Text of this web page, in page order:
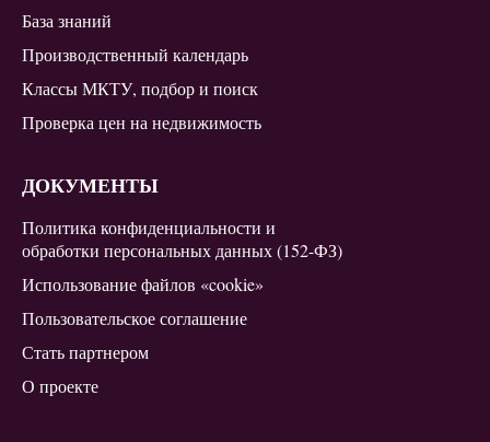
База знаний
Производственный календарь
Классы МКТУ, подбор и поиск
Проверка цен на недвижимость
ДОКУМЕНТЫ
Политика конфиденциальности и
обработки персональных данных (152-ФЗ)
Использование файлов «cookie»
Пользовательское соглашение
Стать партнером
О проекте